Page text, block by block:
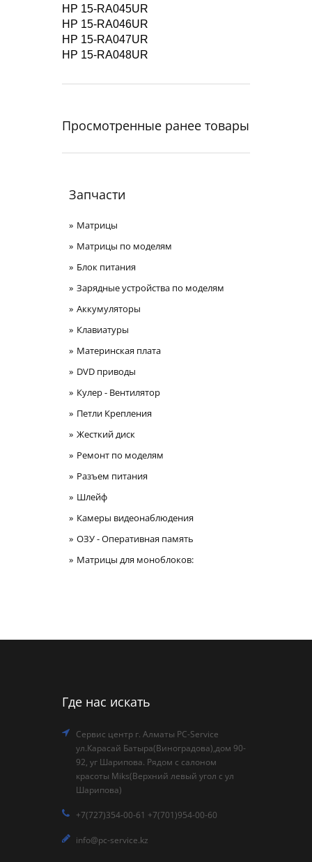
HP 15-RA045UR
HP 15-RA046UR
HP 15-RA047UR
HP 15-RA048UR
Просмотренные ранее товары
Запчасти
Матрицы
Матрицы по моделям
Блок питания
Зарядные устройства по моделям
Аккумуляторы
Клавиатуры
Материнская плата
DVD приводы
Кулер - Вентилятор
Петли Крепления
Жесткий диск
Ремонт по моделям
Разъем питания
Шлейф
Камеры видеонаблюдения
ОЗУ - Оперативная память
Матрицы для моноблоков:
Где нас искать
Сервис центр г. Алматы PC-Service
ул.Карасай Батыра(Виноградова),дом 90-
92, уг Шарипова. Рядом с салоном
красоты Miks(Верхний левый угол с ул
Шарипова)
+7(727)354-00-61 +7(701)954-00-60
info@pc-service.kz